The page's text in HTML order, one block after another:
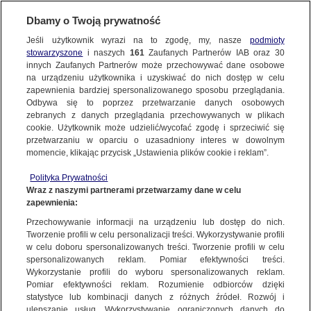
Kolejne osoby z otoczenia Trumpa
z koronawirusem. Wśród nich szef jego
kampanii
3 PAŹDZIERNIKA 2020 14:45
Przybywa osób z bliskiego otoczenia
amerykańskiego prezydenta Donalda Trumpa, u
których stwierdzono zakażenie koronawirusem.
CNN przekazała, że pozytywny wynik ma Bill
Stepien, szef kampanii wyborczej ubiegającego
się o reelekcję prezydenta USA, a także
Kellyanne Conway, była współpracowniczka
NAJNOWSZE
FAKTY
TVN24 GO
POLSKA
ŚWIAT
miasta:
WARSZAWA
Dzień dobry!
Jedno konto do wszystkich usług
Dbamy o Twoją prywatność
Jeśli użytkownik wyrazi na to zgodę, my, nasze podmioty
stowarzyszone i naszych 161Zaufanych Partnerów IAB oraz 30
innych Zaufanych Partnerów może przechowywać dane osobowe
na urządzeniu użytkownika i uzyskiwać do nich dostęp w celu
zapewnienia bardziej spersonalizowanego sposobu przeglądania.
Odbywa się to poprzez przetwarzanie danych osobowych
zebranych z danych przeglądania przechowywanych w plikach
cookie. Użytkownik może udzielić/wycofać zgodę i sprzeciwić się
przetwarzaniu w oparciu o uzasadniony interes w dowolnym
momencie, klikając przycisk „Ustawienia plików cookie i reklam”.
Polityka Prywatności
Wraz z naszymi partnerami przetwarzamy dane w celu
zapewnienia:
Przechowywanie informacji na urządzeniu lub dostęp do nich.
Tworzenie profili w celu personalizacji treści. Wykorzystywanie profili
w celu doboru spersonalizowanych treści. Tworzenie profili w celu
spersonalizowanych reklam. Pomiar efektywności treści.
Wykorzystanie profili do wyboru spersonalizowanych reklam.
Pomiar efektywności reklam. Rozumienie odbiorców dzięki
statystyce lub kombinacji danych z różnych źródeł. Rozwój i